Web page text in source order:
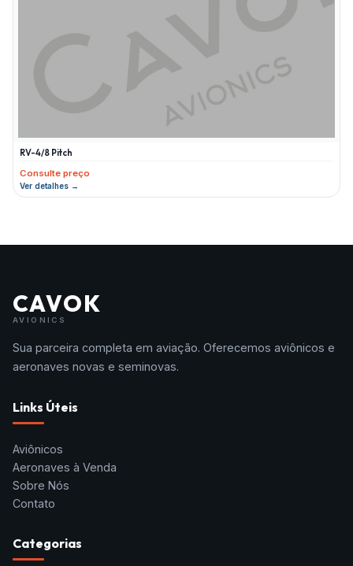
RV-4/8 Pitch
Consulte preço
Ver detalhes →
CAVOK
AVIONICS
Sua parceira completa em aviação. Oferecemos aviônicos e
aeronaves novas e seminovas.
Links Úteis
Aviônicos
Aeronaves à Venda
Sobre Nós
Contato
Categorias